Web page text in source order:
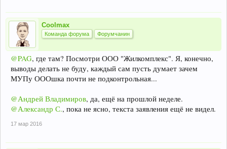
Coolmax
Команда форума Форумчанин
@PAG, где там? Посмотри ООО "Жилкомплекс". Я, конечно,
выводы делать не буду, каждый сам пусть думает зачем
МУПу ОООшка почти не подконтрольная...
@Андрей Владимиров, да, ещё на прошлой неделе.
@Александр С., пока не ясно, текста заявления ещё не видел.
17 мар 2016